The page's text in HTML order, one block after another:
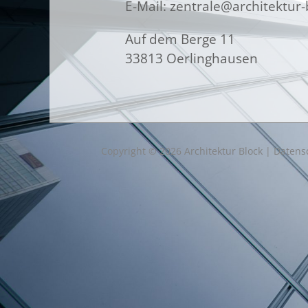
E-Mail:
Auf dem Berge 11
33813 Oerlinghausen
Copyright © 2026 Architektur Block |